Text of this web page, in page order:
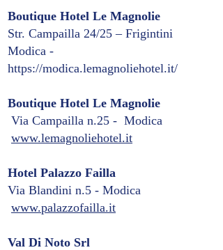
Boutique Hotel Le Magnolie
Str. Campailla 24/25 – Frigintini
Modica -
https://modica.lemagnoliehotel.it/
Boutique Hotel Le Magnolie
Via Campailla n.25 - Modica
www.lemagnoliehotel.it
Hotel Palazzo Failla
Via Blandini n.5 - Modica
www.palazzofailla.it
Val Di Noto Srl